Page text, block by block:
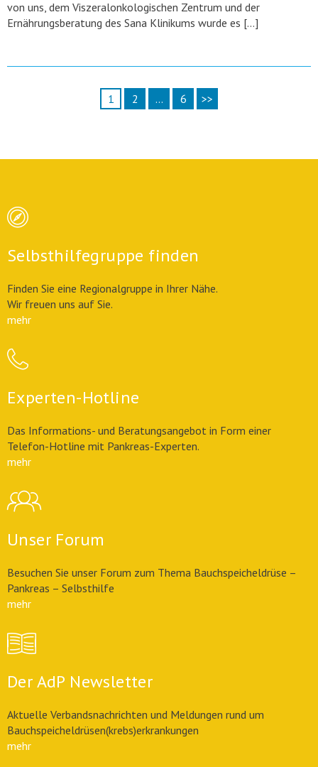
von uns, dem Viszeralonkologischen Zentrum und der
Ernährungsberatung des Sana Klinikums wurde es […]
Seitennummerierung
Beiträge
1 2 … 6 >>
Selbsthilfegruppe finden
Finden Sie eine Regionalgruppe in Ihrer Nähe.
Wir freuen uns auf Sie.
mehr
Experten-Hotline
Das Informations- und Beratungsangebot in Form einer
Telefon-Hotline mit Pankreas-Experten.
mehr
Unser Forum
Besuchen Sie unser Forum zum Thema Bauchspeicheldrüse –
Pankreas – Selbsthilfe
mehr
Der AdP Newsletter
Aktuelle Verbandsnachrichten und Meldungen rund um
Bauchspeicheldrüsen(krebs)erkrankungen
mehr